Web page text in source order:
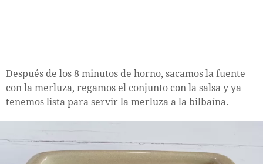
Después de los 8 minutos de horno, sacamos la fuente
con la merluza, regamos el conjunto con la salsa y ya
tenemos lista para servir la merluza a la bilbaína.